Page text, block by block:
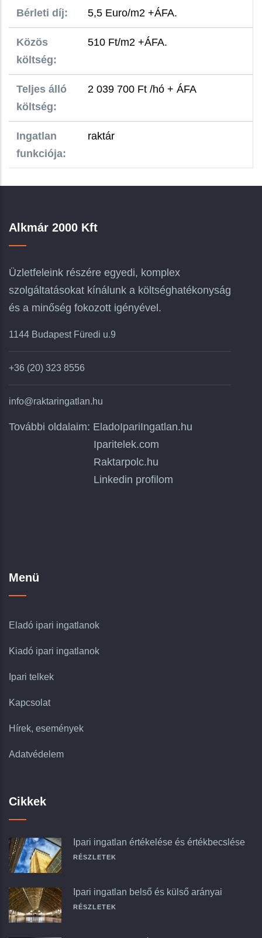
Bérleti díj: 5,5 Euro/m2 +ÁFA.
Közös
költség:
510 Ft/m2 +ÁFA.
Teljes álló
költség:
2 039 700 Ft /hó + ÁFA
Ingatlan
funkciója:
raktár
Alkmár 2000 Kft
Üzletfeleink részére egyedi, komplex
szolgáltatásokat kínálunk a költséghatékonyság
és a minőség fokozott igényével.
1144 Budapest Füredi u.9
+36 (20) 323 8556
info@raktaringatlan.hu
További oldalaim: EladoIpariIngatlan.hu
Iparitelek.com
Raktarpolc.hu
Linkedin profilom
Menü
Eladó ipari ingatlanok
Kiadó ipari ingatlanok
Ipari telkek
Kapcsolat
Hírek, események
Adatvédelem
Cikkek
Ipari ingatlan értékelése és értékbecslése
RÉSZLETEK
Ipari ingatlan belső és külső arányai
RÉSZLETEK